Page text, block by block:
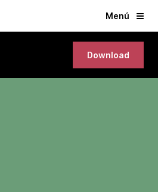
Menú
Download